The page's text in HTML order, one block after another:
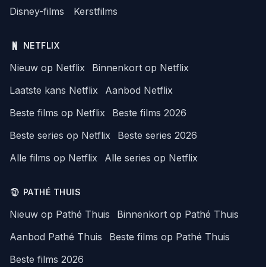
Disney-films
Kerstfilms
NETFLIX
Nieuw op Netflix
Binnenkort op Netflix
Laatste kans Netflix
Aanbod Netflix
Beste films op Netflix
Beste films 2026
Beste series op Netflix
Beste series 2026
Alle films op Netflix
Alle series op Netflix
PATHÉ THUIS
Nieuw op Pathé Thuis
Binnenkort op Pathé Thuis
Aanbod Pathé Thuis
Beste films op Pathé Thuis
Beste films 2026